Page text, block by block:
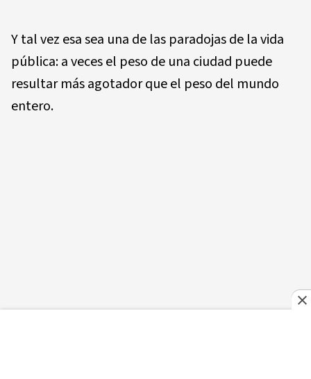
Y tal vez esa sea una de las paradojas de la vida
pública: a veces el peso de una ciudad puede
resultar más agotador que el peso del mundo
entero.